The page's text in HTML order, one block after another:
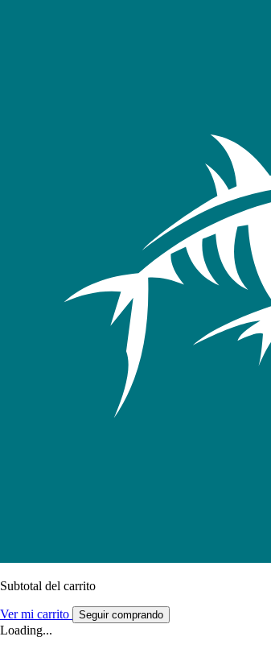
Subtotal del carrito
Ver mi carrito Seguir comprando
Loading...